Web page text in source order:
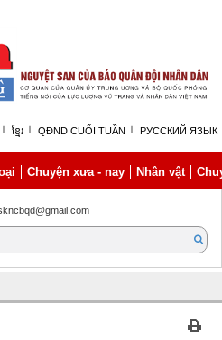
ខ្មែរ QĐND CUỐI TUẦN РУССКИЙ ЯЗЫК
Chuyện xưa - nay Nhân vật